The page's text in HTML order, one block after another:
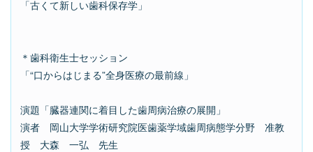
「古くて新しい歯科保存学」
＊歯科衛生士セッション
「“口からはじまる”全身医療の最前線 」
演題「臓器連関に着目した歯周病治療の展開」
演者 岡山大学学術研究院医歯薬学域歯周病態学分野 准教
授 大森 一弘 先生